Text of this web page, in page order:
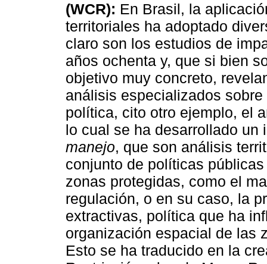
(WCR): En Brasil, la
territoriales ha adoptado
claro son los estudios de
años ochenta y, que si bien
objetivo muy concreto,
análisis especializados
política, cito otro ejemplo, el
lo cual se ha desarrollado
manejo, que son análisis
conjunto de políticas
zonas protegidas, como el
regulación, o en su caso, la
extractivas, política que ha
organización espacial de las
Esto se ha traducido en la